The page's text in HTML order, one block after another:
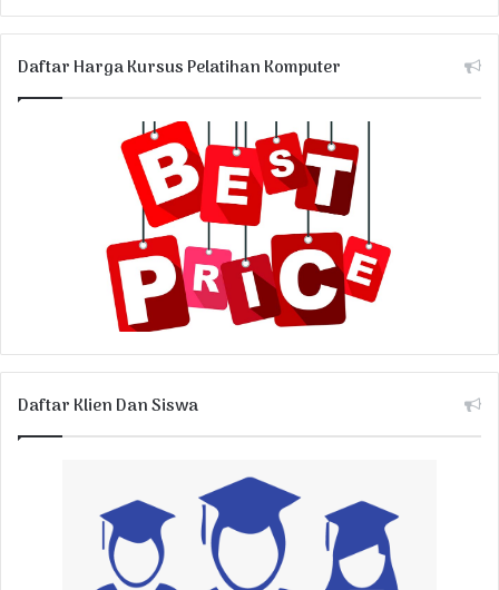
Daftar Harga Kursus Pelatihan Komputer
Daftar Klien Dan Siswa